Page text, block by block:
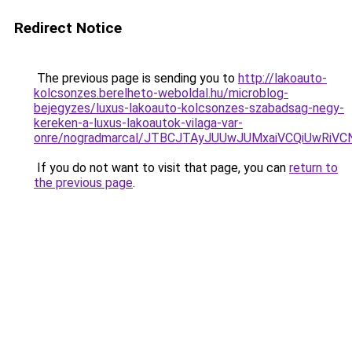
Redirect Notice
The previous page is sending you to http://lakoauto-
kolcsonzes.berelheto-weboldal.hu/microblog-
bejegyzes/luxus-lakoauto-kolcsonzes-szabadsag-negy-
kereken-a-luxus-lakoautok-vilaga-var-
onre/nogradmarcal/
If you do not want to visit that page, you can return to
the previous page.